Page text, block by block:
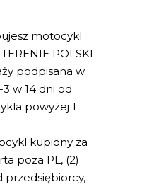
motocykl
POLSKI
podpisana w
w 14 dni od
powyżej 1
kupiony za
poza PL, (2)
przedsiębiorcy,